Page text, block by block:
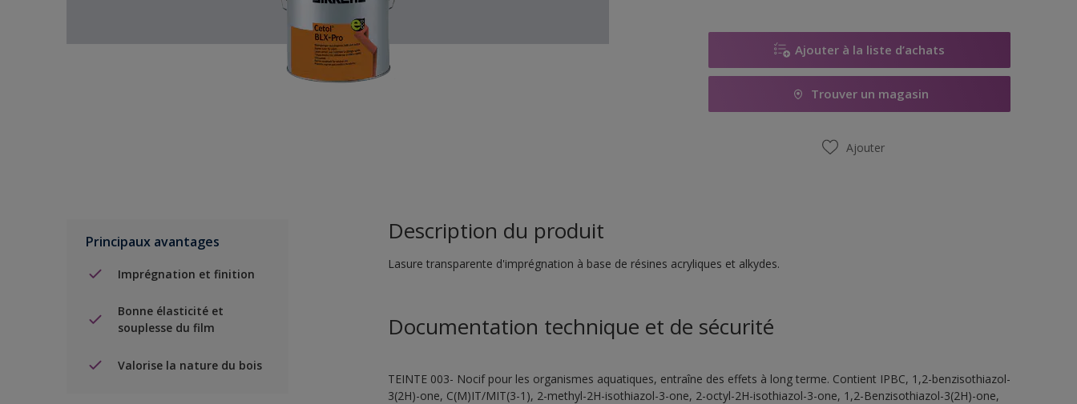
Ajouter à la liste d’achats
Trouver un magasin
Ajouter
Principaux avantages
Imprégnation et finition
Bonne élasticité et
souplesse du film
Valorise la nature du bois
Description du produit
Lasure transparente d'imprégnation à base de résines acryliques et alkydes.
Documentation technique et de sécurité
TEINTE 003- Nocif pour les organismes aquatiques, entraîne des effets à long terme. Contient IPBC, 1,2-benzisothiazol-
3(2H)-one, C(M)IT/MIT(3-1), 2-methyl-2H-isothiazol-3-one, 2-octyl-2H-isothiazol-3-one, 1,2-Benzisothiazol-3(2H)-one,